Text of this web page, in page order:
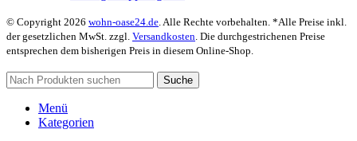
© Copyright 2026 wohn-oase24.de . Alle Rechte vorbehalten. *Alle Preise inkl.
der gesetzlichen MwSt. zzgl. Versandkosten . Die durchgestrichenen Preise
entsprechen dem bisherigen Preis in diesem Online-Shop.
Suche
Menü
Kategorien